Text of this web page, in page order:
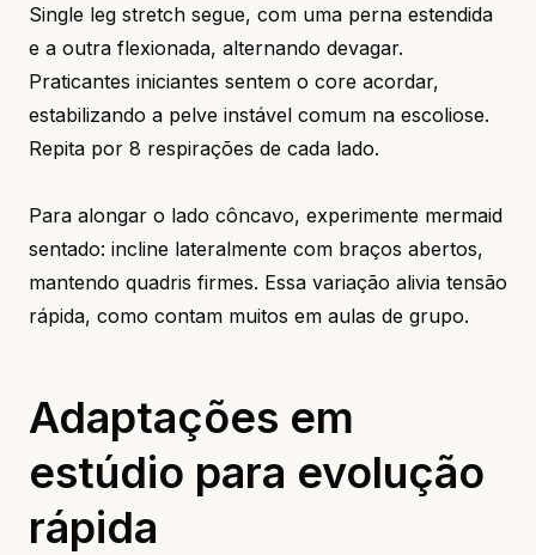
Single leg stretch segue, com uma perna estendida
e a outra flexionada, alternando devagar.
Praticantes iniciantes sentem o core acordar,
estabilizando a pelve instável comum na escoliose.
Repita por 8 respirações de cada lado.
Para alongar o lado côncavo, experimente mermaid
sentado: incline lateralmente com braços abertos,
mantendo quadris firmes. Essa variação alivia tensão
rápida, como contam muitos em aulas de grupo.
Adaptações em
estúdio para evolução
rápida